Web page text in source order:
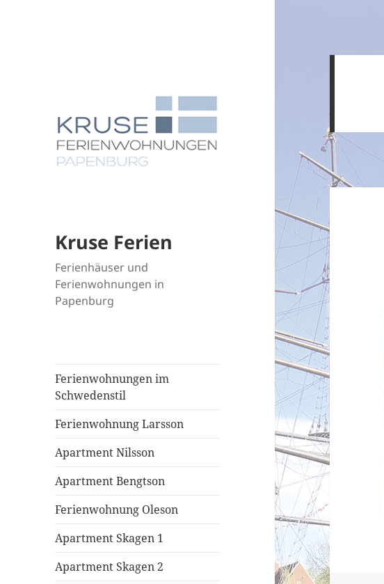
Kruse Ferien
Ferienhäuser und
Ferienwohnungen in
Papenburg
Ferienwohnungen im
Schwedenstil
Ferienwohnung Larsson
Apartment Nilsson
Apartment Bengtson
Ferienwohnung Oleson
Apartment Skagen 1
Apartment Skagen 2